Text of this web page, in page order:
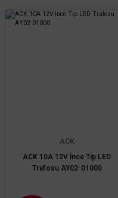
ACK
ACK 10A 12V İnce Tip LED
Trafosu AY02-01000